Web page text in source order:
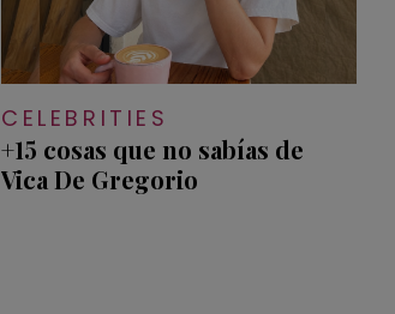
CELEBRITIES
+15 cosas que no sabías de
Vica De Gregorio